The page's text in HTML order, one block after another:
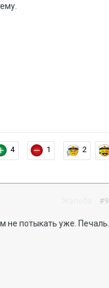
4 1 2
#9
не потыкать уже. Печаль.